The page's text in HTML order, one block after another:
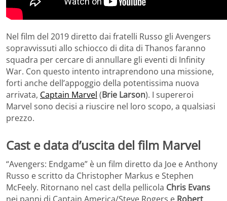
Nel film del 2019 diretto dai fratelli Russo gli Avengers
sopravvissuti allo schiocco di dita di Thanos faranno
squadra per cercare di annullare gli eventi di Infinity
War. Con questo intento intraprendono una missione,
forti anche dell’appoggio della potentissima nuova
arrivata, Captain Marvel (Brie Larson). I supereroi
Marvel sono decisi a riuscire nel loro scopo, a qualsiasi
prezzo.
Cast e data d’uscita del film Marvel
“Avengers: Endgame” è un film diretto da Joe e Anthony
Russo e scritto da Christopher Markus e Stephen
McFeely. Ritornano nel cast della pellicola Chris Evans